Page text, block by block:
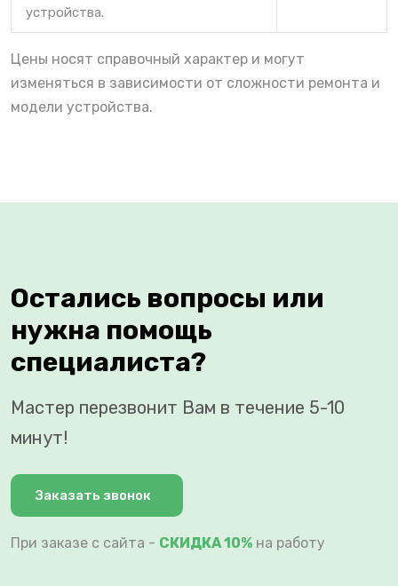
устройства.
Цены носят справочный характер и могут
изменяться в зависимости от сложности ремонта и
модели устройства.
Остались вопросы или
нужна помощь
специалиста?
Мастер перезвонит Вам в течение 5-10
минут!
Заказать звонок
При заказе с сайта - СКИДКА 10% на работу